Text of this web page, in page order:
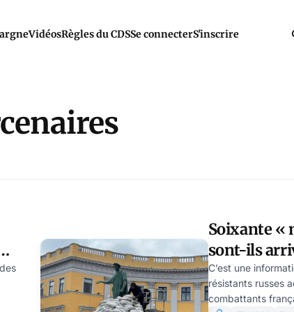
VidéosRègles du CDSSe connecterS'inscrire
Soixante «
sont-ils
Ukraine?
C’est une
résistants russes
combattants